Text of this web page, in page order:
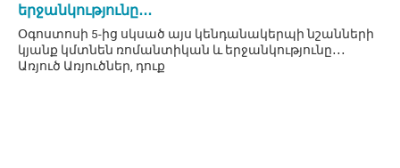
երջանկությունը․․․
Օգոստոսի 5-ից սկսած այս կենդանակերպի նշանների
կյանք կմտնեն ռոմանտիկան և երջանկությունը․․․
Առյուծ Առյուծներ, դուք